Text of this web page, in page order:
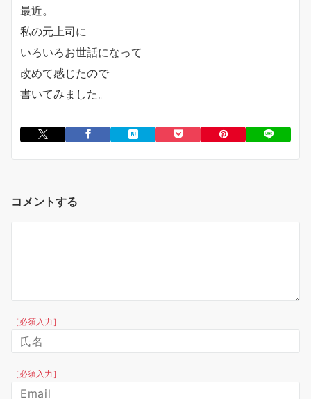
最近。
私の元上司に
いろいろお世話になって
改めて感じたので
書いてみました。
コメントする
［必須入力］
［必須入力］